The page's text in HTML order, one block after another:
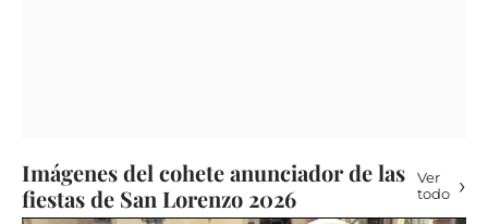
Imágenes del cohete anunciador de las
fiestas de San Lorenzo 2026
Ver
todo